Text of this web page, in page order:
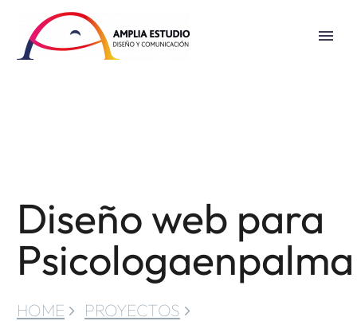
Diseño web para
Psicologaenpalma
HOME PROYECTOS